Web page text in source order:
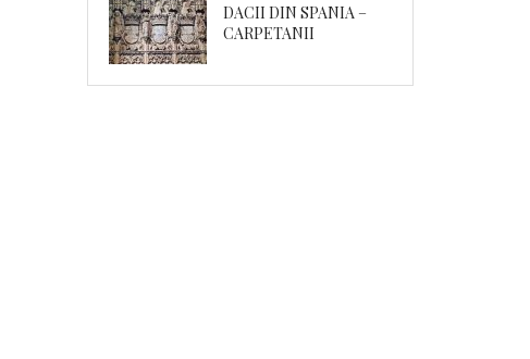
DACII DIN SPANIA –
CARPETANII